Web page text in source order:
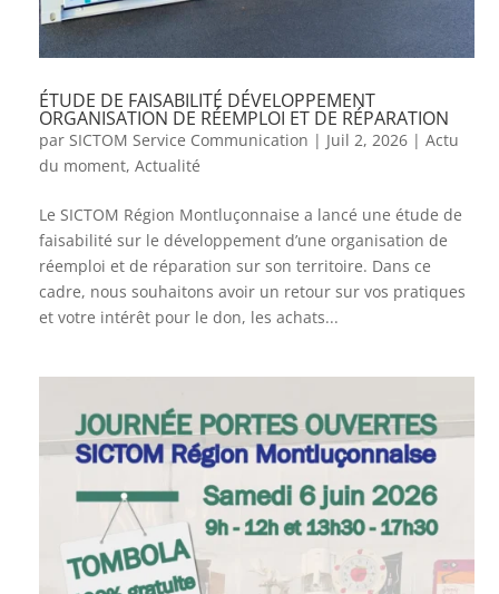
ÉTUDE DE FAISABILITÉ DÉVELOPPEMENT
ORGANISATION DE RÉEMPLOI ET DE RÉPARATION
par SICTOM Service Communication | Juil 2, 2026| Actu
du moment, Actualité
Le SICTOM Région Montluçonnaise a lancé une étude de
faisabilité sur le développement d’une organisation de
réemploi et de réparation sur son territoire. Dans ce
cadre, nous souhaitons avoir un retour sur vos pratiques
et votre intérêt pour le don, les achats...